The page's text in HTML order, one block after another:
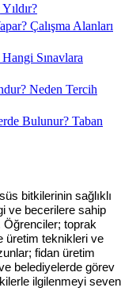
Çalışma Alanları
Sınavlara
Neden Tercih
Bulunur? Taban
bitkilerinin sağlıklı
ve becerilere sahip
Öğrenciler; toprak
üretim teknikleri ve
fidan üretim
belediyelerde görev
ilgilenmeyi seven